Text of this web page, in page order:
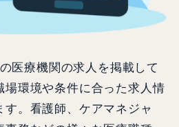
医療機関の求人を掲載して
場環境や条件に合った求人情
。看護師、ケアマネジャ